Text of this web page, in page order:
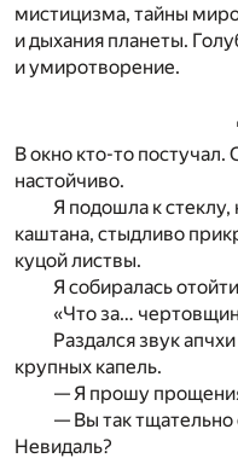
мистицизма, тайны
и дыхания планеты.
и умиротворение.
В окно кто-то
настойчиво.
Я подошла к
каштана, стыдливо
куцой листвы.
Я собиралась
«Что за…
Раздался звук
крупных капель.
— Я прошу
— Вы так тщательно
Невидаль?